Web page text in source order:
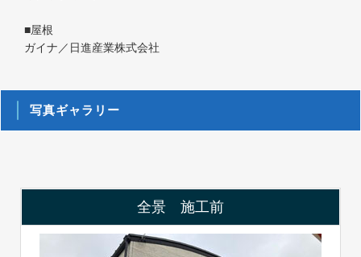
■屋根
ガイナ／日進産業株式会社
写真ギャラリー
全景 施工前